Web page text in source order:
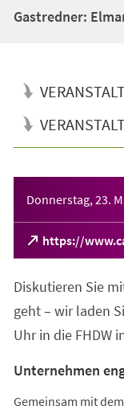
Gastredner:
Donnerstag, 23.
https://
(Öffnet
in
neuen
Tab)
Diskutieren Sie
geht – wir laden
Uhr in die FHDW
Unternehmen
Gemeinsam mit